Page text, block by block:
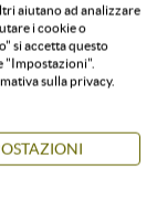
aiutano ad analizzare
i cookie o
si accetta questo
"Impostazioni".
sulla privacy.